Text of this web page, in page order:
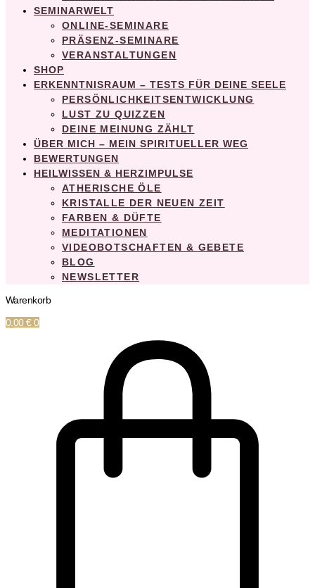
SEMINARWELT
ONLINE-SEMINARE
PRÄSENZ-SEMINARE
VERANSTALTUNGEN
SHOP
ERKENNTNISRAUM – TESTS FÜR DEINE SEELE
PERSÖNLICHKEITSENTWICKLUNG
LUST ZU QUIZZEN
DEINE MEINUNG ZÄHLT
ÜBER MICH – MEIN SPIRITUELLER WEG
BEWERTUNGEN
HEILWISSEN & HERZIMPULSE
ATHERISCHE ÖLE
KRISTALLE DER NEUEN ZEIT
FARBEN & DÜFTE
MEDITATIONEN
VIDEOBOTSCHAFTEN & GEBETE
BLOG
NEWSLETTER
Warenkorb
0,00€ 0